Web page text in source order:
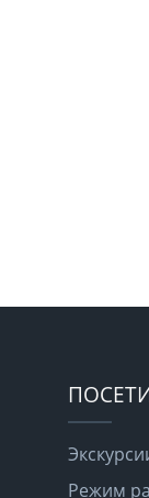
Режим